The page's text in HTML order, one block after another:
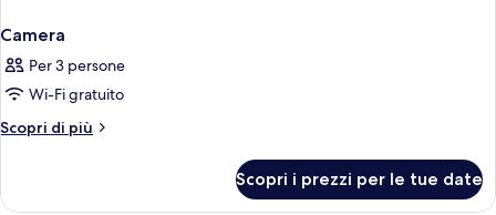
Camera
Per 3 persone
Wi-Fi gratuito
Scopri di più
Altri
Scopri i prezzi per le tue date